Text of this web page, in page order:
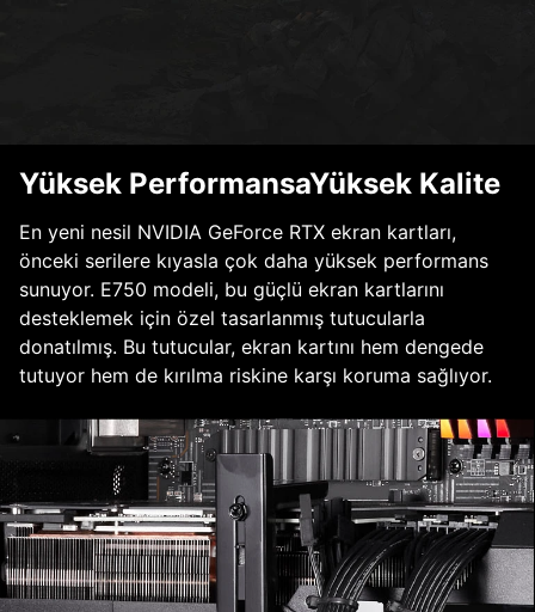
Yüksek PerformansaYüksek Kalite
En yeni nesil NVIDIA GeForce RTX ekran kartları,
önceki serilere kıyasla çok daha yüksek performans
sunuyor. E750 modeli, bu güçlü ekran kartlarını
desteklemek için özel tasarlanmış tutucularla
donatılmış. Bu tutucular, ekran kartını hem dengede
tutuyor hem de kırılma riskine karşı koruma sağlıyor.